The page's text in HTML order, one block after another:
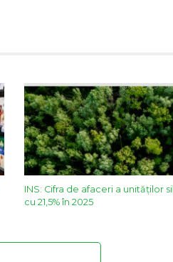
INS: Cifra de afaceri a unităților
cu 21,5% în 2025